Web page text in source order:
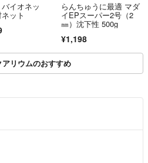
イオネッ
ット
らんちゅうに最適 マダ
イEPスーパー2号（2
㎜）沈下性 500g
¥1,198
リウムのおすすめ